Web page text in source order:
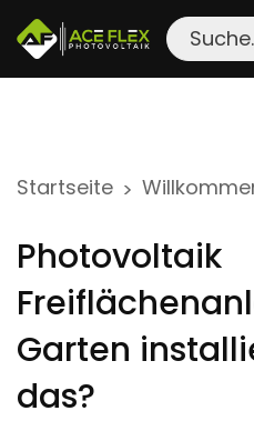
Startseite >
Photovoltaik
Garten
das?